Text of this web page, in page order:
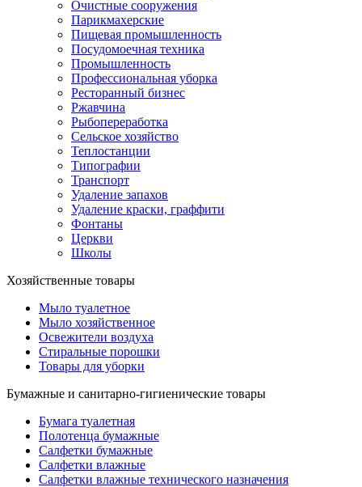
Очистные сооружения
Парикмахерские
Пищевая промышленность
Посудомоечная техника
Промышленность
Профессиональная уборка
Ресторанный бизнес
Ржавчина
Рыбопереработка
Сельское хозяйство
Теплостанции
Типографии
Транспорт
Удаление запахов
Удаление краски, граффити
Фонтаны
Церкви
Школы
Хозяйственные товары
Мыло туалетное
Мыло хозяйственное
Освежители воздуха
Стиральные порошки
Товары для уборки
Бумажные и санитарно-гигиенические товары
Бумага туалетная
Полотенца бумажные
Салфетки бумажные
Салфетки влажные
Салфетки влажные технического назначения